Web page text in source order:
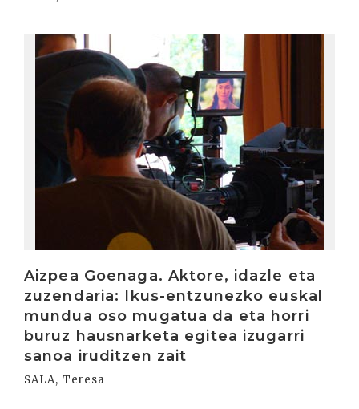
Aizpea Goenaga. Aktore, idazle eta
zuzendaria: Ikus-entzunezko euskal
mundua oso mugatua da eta horri
buruz hausnarketa egitea izugarri
sanoa iruditzen zait
SALA, Teresa
Irakurri